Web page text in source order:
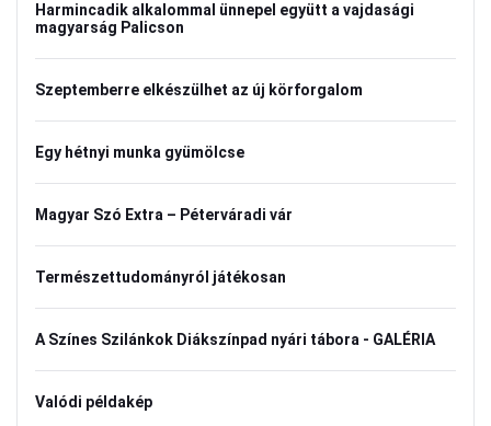
Harmincadik alkalommal ünnepel együtt a vajdasági
magyarság Palicson
Szeptemberre elkészülhet az új körforgalom
Egy hétnyi munka gyümölcse
Magyar Szó Extra – Péterváradi vár
Természettudományról játékosan
A Színes Szilánkok Diákszínpad nyári tábora - GALÉRIA
Valódi példakép